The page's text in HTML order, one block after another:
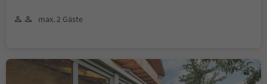
max. 2 Gäste